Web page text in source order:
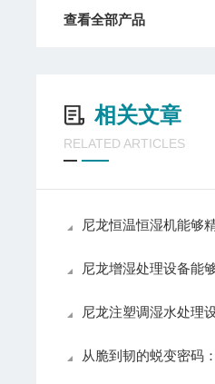
查看全部产品
相关文章
RELATED ARTICLES
尼龙恒温恒湿机能够精确控制生
尼龙增湿处理设备能够快速响
尼龙注塑调湿水处理设备：注塑车间湿度
从脆到韧的蜕变密码：尼龙调湿增韧处理